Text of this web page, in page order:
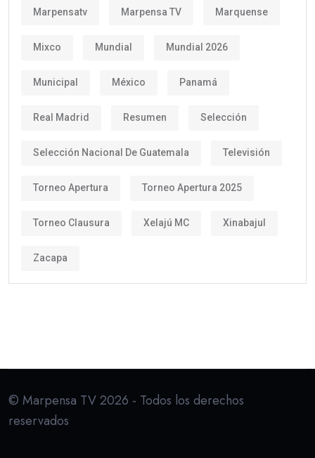
Marpensatv Marpensa TV Marquense
Mixco Mundial Mundial 2026
Municipal México Panamá
Real Madrid Resumen Selección
Selección Nacional De Guatemala Televisión
Torneo Apertura Torneo Apertura 2025
Torneo Clausura Xelajú MC Xinabajul
Zacapa
© Marpensa TV 2026 - Todos los derechos
reservados